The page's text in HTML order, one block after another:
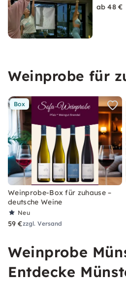
ab 48 €
Weinprobe für
Box
Weinprobe-Box für zuhause –
deutsche Weine
Neu
59 €zzgl. Versand
Weinprobe
Entdecke